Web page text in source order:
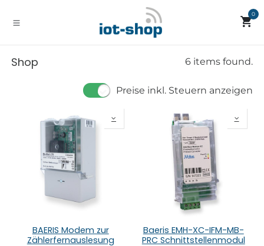
0
Shop 6 items found.
Preise inkl. Steuern anzeigen
BAERIS Modem zur
Zählerfernauslesung
Baeris EMH-XC-IFM-MB-
PRC Schnittstellenmodul